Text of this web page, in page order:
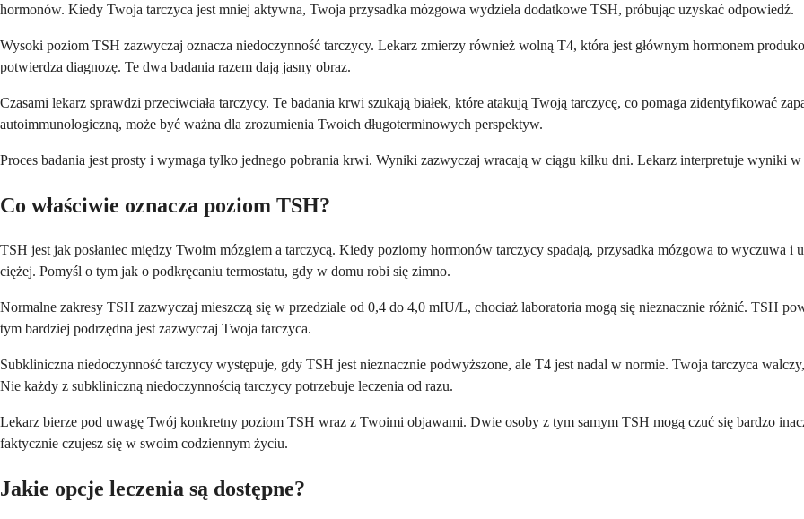
hormonów. Kiedy Twoja tarczyca jest mniej aktywna, Twoja przysadka mózgowa wydziela dodatkowe TSH, próbując uzyskać odpowiedź.
Wysoki poziom TSH zazwyczaj oznacza niedoczynność tarczycy. Lekarz zmierzy również wolną T4, która jest głównym hormonem
potwierdza diagnozę. Te dwa badania razem dają jasny obraz.
Czasami lekarz sprawdzi przeciwciała tarczycy. Te badania krwi szukają białek, które atakują Twoją tarczycę, co pomaga zidentyfikować
autoimmunologiczną, może być ważna dla zrozumienia Twoich długoterminowych perspektyw.
Proces badania jest prosty i wymaga tylko jednego pobrania krwi. Wyniki zazwyczaj wracają w ciągu kilku dni. Lekarz interpretuje wyniki
Co właściwie oznacza poziom TSH?
TSH jest jak posłaniec między Twoim mózgiem a tarczycą. Kiedy poziomy hormonów tarczycy spadają, przysadka mózgowa to wyczuwa i
ciężej. Pomyśl o tym jak o podkręcaniu termostatu, gdy w domu robi się zimno.
Normalne zakresy TSH zazwyczaj mieszczą się w przedziale od 0,4 do 4,0 mIU/L, chociaż laboratoria mogą się nieznacznie różnić. TSH
tym bardziej podrzędna jest zazwyczaj Twoja tarczyca.
Subkliniczna niedoczynność tarczycy występuje, gdy TSH jest nieznacznie podwyższone, ale T4 jest nadal w normie. Twoja tarczyca
Nie każdy z subkliniczną niedoczynnością tarczycy potrzebuje leczenia od razu.
Lekarz bierze pod uwagę Twój konkretny poziom TSH wraz z Twoimi objawami. Dwie osoby z tym samym TSH mogą czuć się bardzo
faktycznie czujesz się w swoim codziennym życiu.
Jakie opcje leczenia są dostępne?